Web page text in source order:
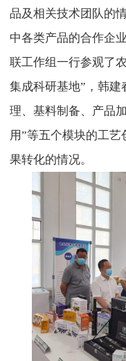
品及相关技术团队的
中各类产品的合作企
联工作组一行参观了
集成科研基地”，韩建
理、基料制备、产品
用”等五个模块的工
果转化的情况。